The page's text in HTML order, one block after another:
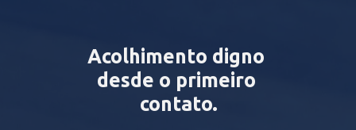
Acolhimento digno
desde o primeiro
contato.